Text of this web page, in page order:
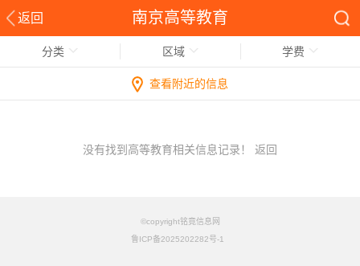
返回 南京高等教育
分类 区域 学费
查看附近的信息
没有找到高等教育相关信息记录！ 返回
©copyright铭竟信息网
鲁ICP备2025202282号-1